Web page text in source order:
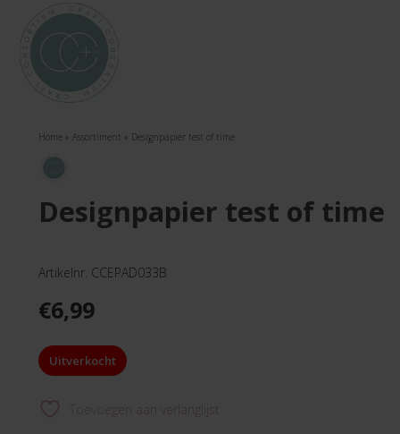
Home » Assortiment » Designpapier test of time
designpapier test of time
Artikelnr. CCEPAD033B
€6,99
Uitverkocht